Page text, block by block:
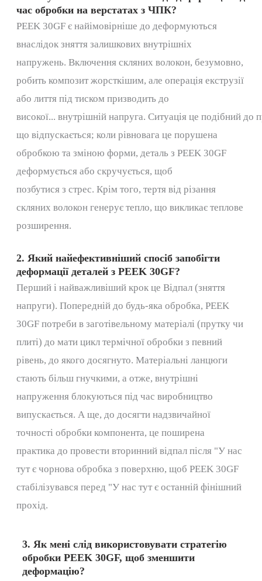
час обробки на верстатах з ЧПК?
PEEK 30GF єнайімовірніше до деформуються
внаслідок зняття залишкових внутрішніх
напружень. Включення скляних волокон, безумовно,
робить композит жорсткішим, але операція екструзії
або лиття під тиском призводить до
високої... внутрішнійнапруга. Ситуація цеподібний до
що відпускається; коли рівновага цепорушена
обробкою та зміною форми, деталь з PEEK 30GF
деформується або скручується, щоб
позбутися зстрес. Крім того, тертя від різання
скляних волокон генерує тепло, що викликає теплове
розширення.
2. Який найефективніший спосіб запобігти
деформації деталей з PEEK 30GF?
Перший і найважливіший крок цеВідпал (зняття
напруги). Попередній до будь-яка обробка, PEEK
30GFпотреби в заготівельному матеріалі (прутку чи
плиті) домати цикл термічної обробки зпевний
рівень, до якого досягнуто. Матеріальні ланцюги
стають більш гнучкими, а отже, внутрішні
напруження блокуються під часвиробництво
випускається. А ще, додосягти надзвичайної
точності обробки компонента, цепоширена
практика допровести вторинний відпал після "У нас
тут єчорнова обробка зповерхню, щоб PEEK 30GF
стабілізувався перед "У нас тут єостанній фінішний
прохід.
3. Як мені слід використовувати стратегію
обробки PEEK 30GF, щоб зменшити
деформацію?